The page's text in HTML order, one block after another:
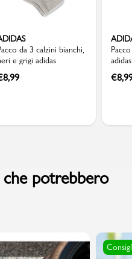
da 3 calzini bianchi,
e grigi adidas
8,99 €
potrebbero